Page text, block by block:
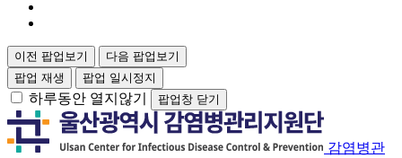
이전 팝업보기
다음 팝업보기
팝업 재생
팝업 일시정지
하루동안 열지않기 팝업창 닫기
감염병관